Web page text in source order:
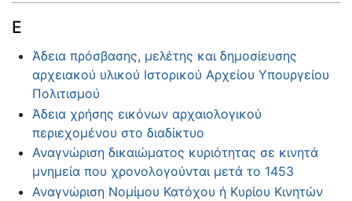
Ε
Άδεια πρόσβασης, μελέτης και δημοσίευσης
αρχειακού υλικού Ιστορικού Αρχείου Υπουργείου
Πολιτισμού
Άδεια χρήσης εικόνων αρχαιολογικού
περιεχομένου στο διαδίκτυο
Αναγνώριση δικαιώματος κυριότητας σε κινητά
μνημεία που χρονολογούνται μετά το 1453
Αναγνώριση Νομίμου Κατόχου ή Κυρίου Κινητών